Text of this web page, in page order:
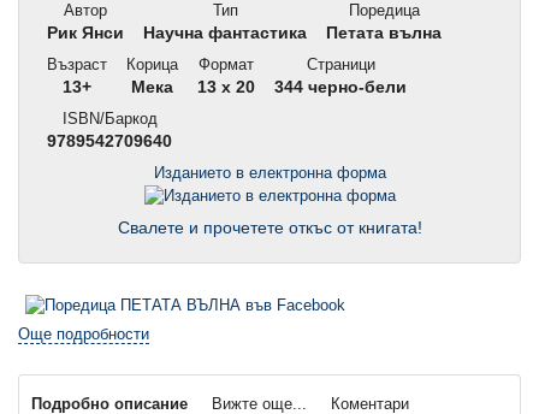
Автор
Рик Янси
Тип
Научна фантастика
Поредица
Петата вълна
Възраст
13+
Корица
Мека
Формат
13 x 20
Страници
344 черно-бели
ISBN/Баркод
9789542709640
Изданието в електронна форма
Свалете и прочетете откъс от книгата!
Още подробности
Подробно описание Вижте още... Коментари